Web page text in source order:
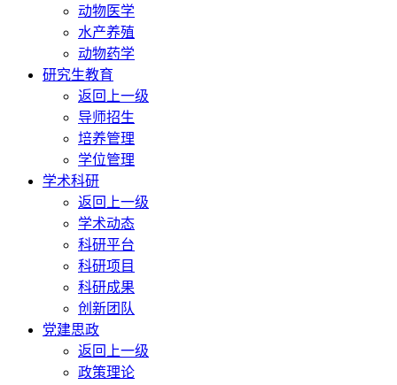
动物医学
水产养殖
动物药学
研究生教育
返回上一级
导师招生
培养管理
学位管理
学术科研
返回上一级
学术动态
科研平台
科研项目
科研成果
创新团队
党建思政
返回上一级
政策理论